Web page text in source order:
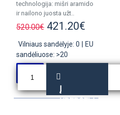
technologija: mišri aramido
ir nailono juosta užt..
520.00€ 421.20€
Vilniaus sandėlyje: 0
EU
sandėliuose: >20
Į
KREPŠELĮ